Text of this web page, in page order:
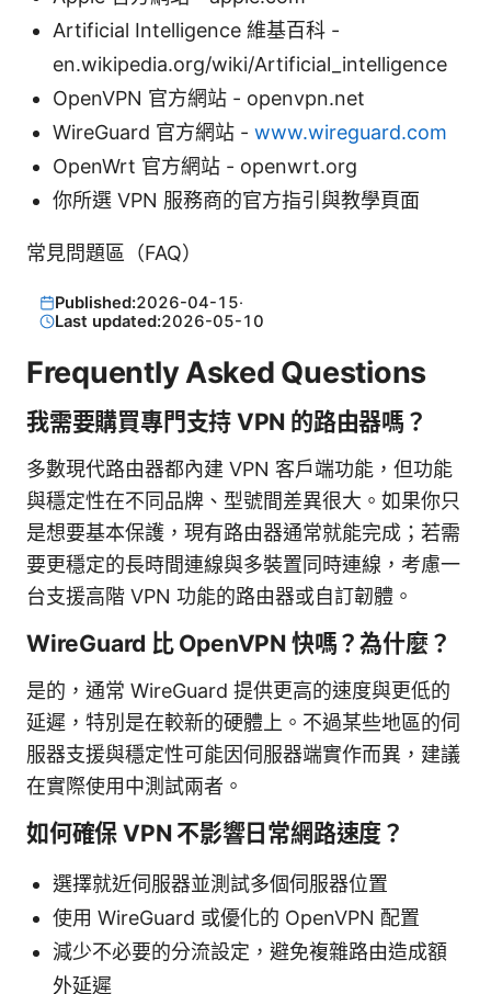
Artificial Intelligence 維基百科 -
en.wikipedia.org/wiki/Artificial_intelligence
OpenVPN 官方網站 - openvpn.net
WireGuard 官方網站 - www.wireguard.com
OpenWrt 官方網站 - openwrt.org
你所選 VPN 服務商的官方指引與教學頁面
常見問題區（FAQ）
Published:2026-04-15·
Last updated:2026-05-10
Frequently Asked Questions
我需要購買專門支持 VPN 的路由器嗎？
多數現代路由器都內建 VPN 客戶端功能，但功能
與穩定性在不同品牌、型號間差異很大。如果你只
是想要基本保護，現有路由器通常就能完成；若需
要更穩定的長時間連線與多裝置同時連線，考慮一
台支援高階 VPN 功能的路由器或自訂韌體。
WireGuard 比 OpenVPN 快嗎？為什麼？
是的，通常 WireGuard 提供更高的速度與更低的
延遲，特別是在較新的硬體上。不過某些地區的伺
服器支援與穩定性可能因伺服器端實作而異，建議
在實際使用中測試兩者。
如何確保 VPN 不影響日常網路速度？
選擇就近伺服器並測試多個伺服器位置
使用 WireGuard 或優化的 OpenVPN 配置
減少不必要的分流設定，避免複雜路由造成額
外延遲